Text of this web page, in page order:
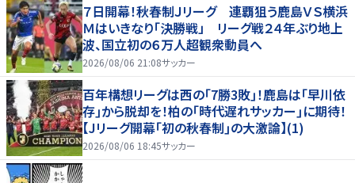
７日開幕！秋春制Ｊリーグ 連覇狙う鹿島ＶＳ横浜
Ｍはいきなり「決勝戦」 リーグ戦２４年ぶり地上
波、国立初の６万人超観衆動員へ
2026/08/06 21:08サッカー
百年構想リーグは西の｢7勝3敗｣！鹿島は｢早川依
存｣から脱却を！柏の｢時代遅れサッカー｣に期待！
【Jリーグ開幕｢初の秋春制｣の大激論】(1)
2026/08/06 18:45サッカー